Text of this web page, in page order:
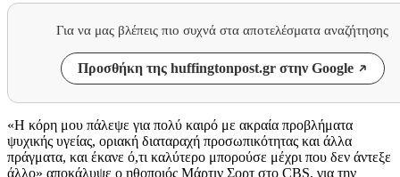
Για να μας βλέπεις πιο συχνά στα αποτελέσματα αναζήτησης
Προσθήκη της huffingtonpost.gr στην Google
«Η κόρη μου πάλεψε για πολύ καιρό με ακραία προβλήματα
ψυχικής υγείας, οριακή διαταραχή προσωπικότητας και άλλα
πράγματα, και έκανε ό,τι καλύτερο μπορούσε μέχρι που δεν άντεξε
άλλο» αποκάλυψε ο ηθοποιός Μάρτιν Σορτ στο CBS, για την